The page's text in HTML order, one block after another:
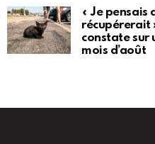
« Je pensais
récupérerait
constate sur
mois d’août